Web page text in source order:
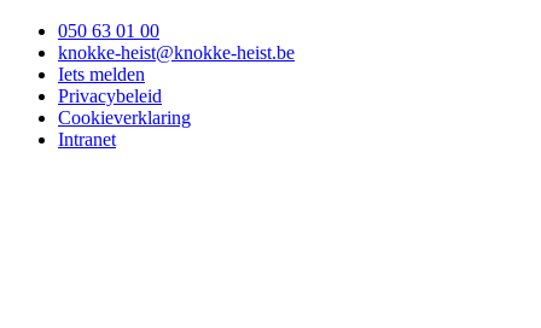
050 63 01 00
knokke-heist@knokke-heist.be
Iets melden
Privacybeleid
Cookieverklaring
Intranet